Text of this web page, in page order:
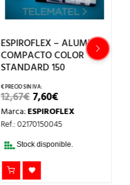
ESPIROFLEX – ALUMINIO
COMPACTO COLOR
STANDARD 150
12,67€EL
PRECIO
ORIGINAL
ERA:
7,60€EL
PRECIO
ACTUAL
ES:
Marca:ESPIROFLEX
Ref.: 02170150045
Stock disponible.